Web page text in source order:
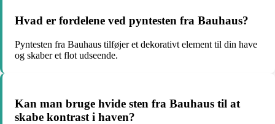
Hvad er fordelene ved pyntesten fra Bauhaus?
Pyntesten fra Bauhaus tilføjer et dekorativt element til din have
og skaber et flot udseende.
Kan man bruge hvide sten fra Bauhaus til at
skabe kontrast i haven?